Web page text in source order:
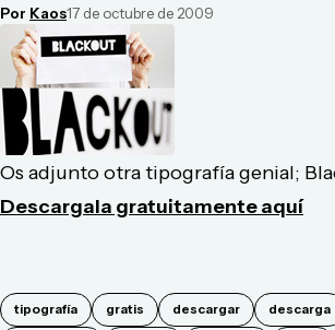
Por Kaos17 de octubre de 2009
Os adjunto otra tipografía genial;
Descargala gratuitamente aquí
tipografía gratis descargar descarga